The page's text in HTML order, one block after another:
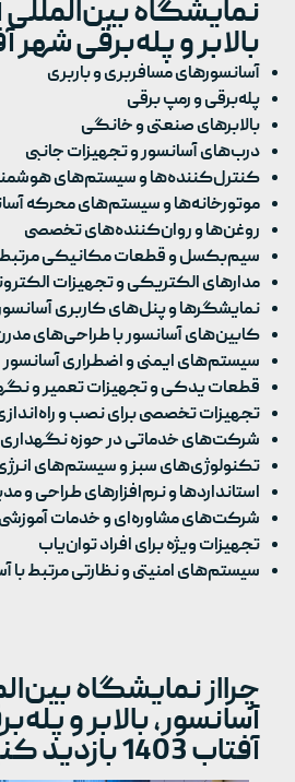
نمایشگاه بین‌المللی
بالابر و پله‌برقی شهر
آسانسورهای مسافربری و باربری
پله‌برقی و رمپ برقی
بالابرهای صنعتی و خانگی
درب‌های آسانسور و تجهیزات جانبی
کنترل‌کننده‌ها و سیستم‌های
موتورخانه‌ها و سیستم‌های محرکه
روغن‌ها و روان‌کننده‌های تخصصی
سیم‌بکسل و قطعات مکانیکی مرتبط
مدارهای الکتریکی و تجهیزات
نمایشگرها و پنل‌های کاربری
کابین‌های آسانسور با طراحی‌های
سیستم‌های ایمنی و اضطراری آسانسور
قطعات یدکی و تجهیزات تعمیر و
تجهیزات تخصصی برای نصب و
شرکت‌های خدماتی در حوزه
تکنولوژی‌های سبز و سیستم‌های
استانداردها و نرم‌افزارهای طراحی و
شرکت‌های مشاوره‌ای و خدمات آموزشی
تجهیزات ویژه برای افراد توان‌یاب
سیستم‌های امنیتی و نظارتی مرتبط با
چرااز نمایشگاه
آسانسور، بالابر و
آفتاب 1403 بازدید کنیم؟